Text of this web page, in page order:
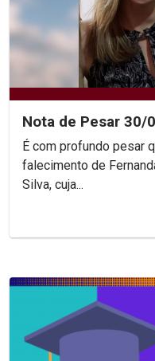
Nota de Pesar 30/
É com profundo pesar
falecimento de
Silva, cuja...